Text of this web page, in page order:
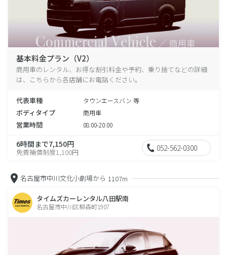
基本料金プラン（V2）
商用車のレンタル、お得な割引料金や予約、乗り捨てなどの詳細
は、こちらから各店舗にお電話ください。
代表車種 タウンエースバン 等
ボディタイプ 商用車
営業時間 08:00-20:00
6時間まで7,150円
免責補償制度1,100円 052-562-0300
名古屋市中川文化小劇場から 1107m
タイムズカーレンタル八田駅南
名古屋市中川区柳森町1907